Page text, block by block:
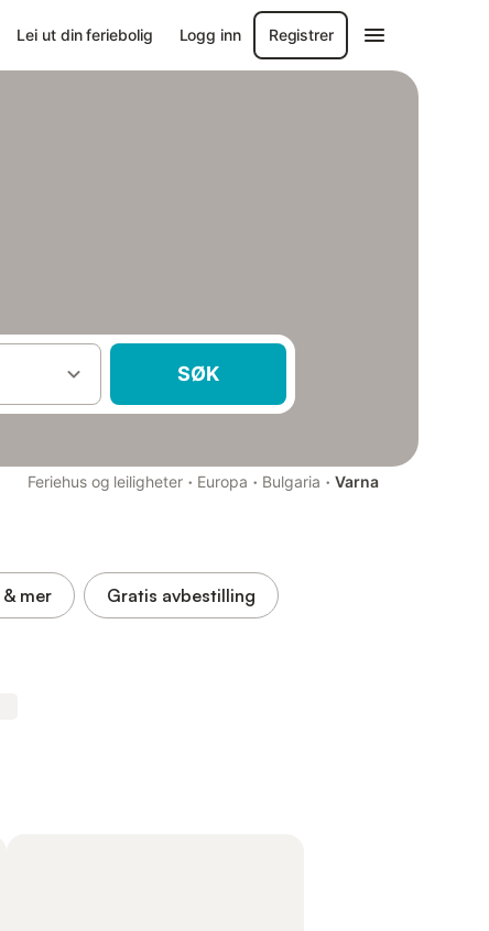
Lei ut din feriebolig Logg inn Registrer
SØK
Feriehus og leiligheter · Europa · Bulgaria · Varna
& mer Gratis avbestilling